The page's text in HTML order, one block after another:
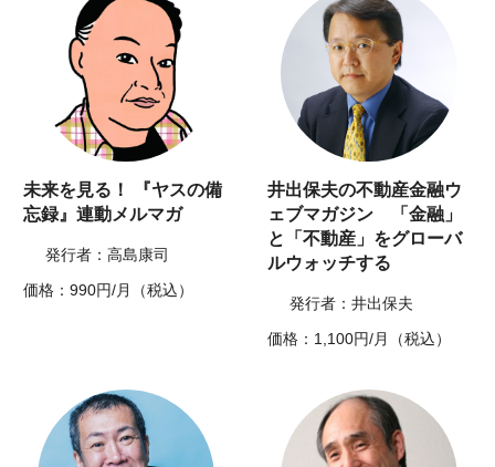
未来を見る！ 『ヤスの備
忘録』連動メルマガ
発行者：高島康司
価格：990円/月（税込）
井出保夫の不動産金融ウ
ェブマガジン 「金融」
と「不動産」をグローバ
ルウォッチする
発行者：井出保夫
価格：1,100円/月（税込）